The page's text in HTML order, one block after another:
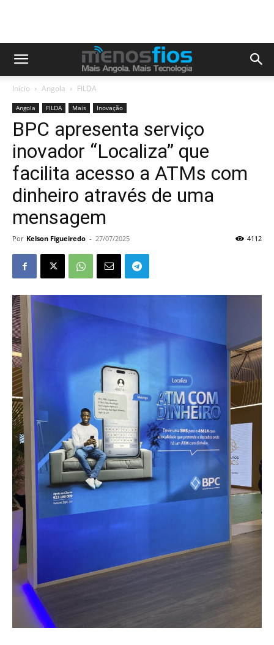
Início Angola FILDA
Angola FILDA Mais Inovação
BPC apresenta serviço
inovador “Localiza” que
facilita acesso a ATMs com
dinheiro através de uma
mensagem
Kelson Figueiredo